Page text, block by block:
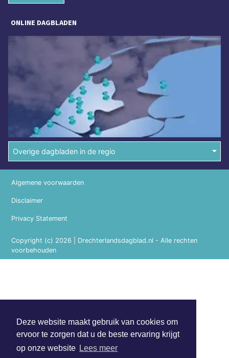
Deze website maakt gebruik van cookies om
ervoor te zorgen dat u de beste ervaring krijgt
op onze website Lees meer
ONLINE DAGBLADEN
Overige dagbladen in de regio
Copyright (c) 2026 | Drechterlandsdagblad.nl - Alle rechten
voorbehouden
Algemene voorwaarden
Disclaimer
Privacy Statement